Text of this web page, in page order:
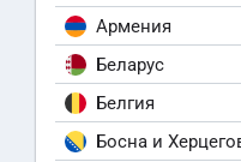
Армения
Беларус
Белгия
Босна и